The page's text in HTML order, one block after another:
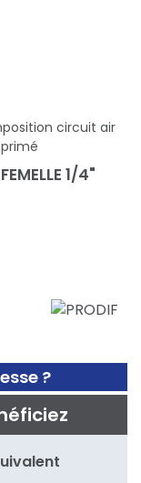
circuit air
?
1/4"